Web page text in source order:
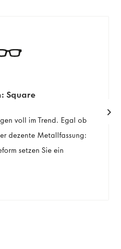
Square
voll im Trend. Egal ob
dezente Metallfassung:
setzen Sie ein